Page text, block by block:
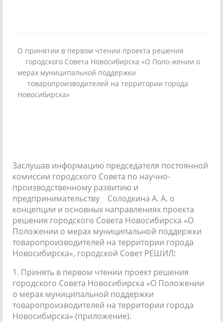
О принятии в первом чтении проекта решения
городского Совета Новосибирска «О Поло-жении о
мерах муниципальной поддержки
товаропроизводителей на территории города
Новосибирска»
Заслушав информацию председателя постоянной
комиссии городского Совета по научно-
производственному развитию и
предпринимательству Солодкина А. А. о
концепции и основных направлениях проекта
решения городского Совета Новосибирска «О
Положении о мерах муниципальной поддержки
товаропроизводителей на территории города
Новосибирска», городской Совет РЕШИЛ:
1. Принять в первом чтении проект решения
городского Совета Новосибирска «О Положении
о мерах муниципальной поддержки
товаропроизводителей на территории города
Новосибирска» (приложение).